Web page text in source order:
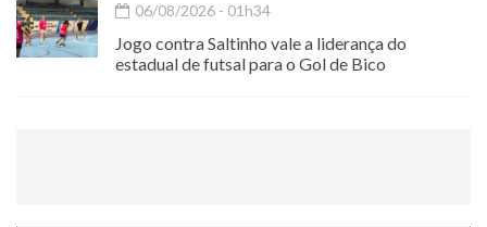
06/08/2026 - 01h34
Jogo contra Saltinho vale a liderança do
estadual de futsal para o Gol de Bico